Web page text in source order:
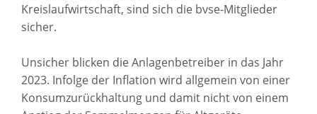
Kreislaufwirtschaft, sind sich die bvse-Mitglieder
sicher.
Unsicher blicken die Anlagenbetreiber in das Jahr
2023. Infolge der Inflation wird allgemein von einer
Konsumzurückhaltung und damit nicht von einem